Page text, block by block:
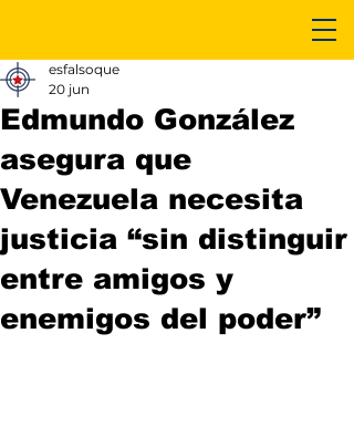
Edmundo González
asegura que
Venezuela necesita
justicia “sin distinguir
entre amigos y
enemigos del poder”
esfalsoque
20 jun